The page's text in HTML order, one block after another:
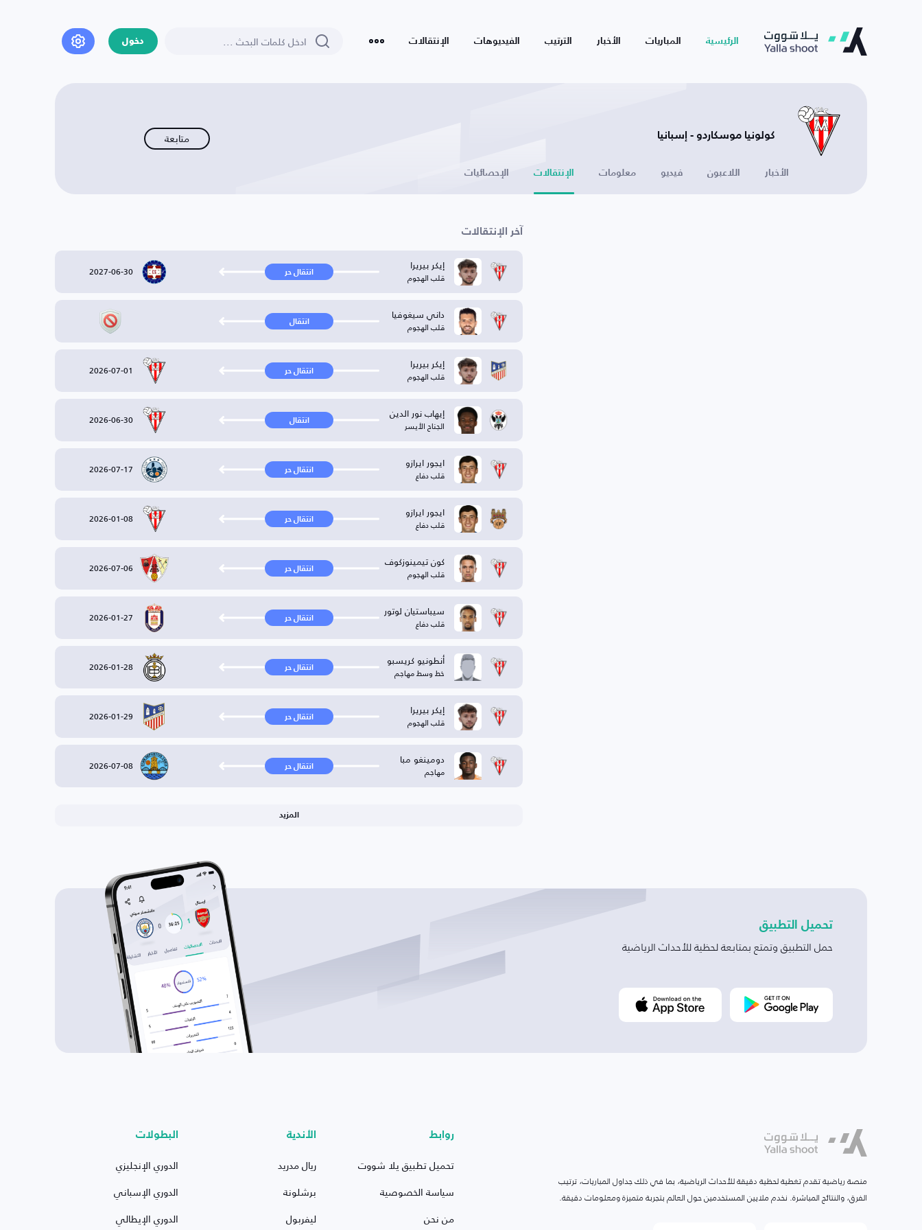
الرئيسية المباريات الأخبار الترتيب الفيديوهات الإنتقالات دخول
كولونيا موسكاردو - إسبانيا متابعة
الأخبار اللاعبون فيديو معلومات الإنتقالات الإحصائيات
آخر الإنتقالات
إيكر بيريرا
قلب الهجوم انتقال حر 2027-06-30
داني سيغوفيا
قلب الهجوم انتقال
إيكر بيريرا
قلب الهجوم انتقال حر 2026-07-01
إيهاب نور الدين
الجناح الأيسر انتقال 2026-06-30
ايجور ايرازو
قلب دفاع انتقال حر 2026-07-17
ايجور ايرازو
قلب دفاع انتقال حر 2026-01-08
كون تيمينوزكوف
قلب الهجوم انتقال حر 2026-07-06
سيباستيان لوتور
قلب دفاع انتقال حر 2026-01-27
أنطونيو كريسبو
خط وسط مهاجم انتقال حر 2026-01-28
إيكر بيريرا
قلب الهجوم انتقال حر 2026-01-29
دومينغو مبا
مهاجم انتقال حر 2026-07-08
المزيد
تحميل التطبيق
حمل التطبيق وتمتع بمتابعة لحظية للأحداث الرياضية
منصة رياضية تقدم تغطية لحظية دقيقة للأحداث الرياضية، بما في ذلك جداول المباريات، ترتيب
الفرق، والنتائج المباشرة. نخدم ملايين المستخدمين حول العالم بتجربة متميزة ومعلومات دقيقة.
روابط
تحميل تطبيق يلا شووت
سياسة الخصوصية
من نحن
الأندية
ريال مدريد
برشلونة
ليفربول
البطولات
الدوري الإنجليزي
الدوري الإسباني
الدوري الإيطالي